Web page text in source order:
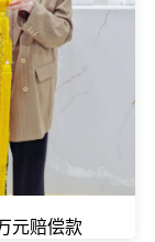
元赔偿款